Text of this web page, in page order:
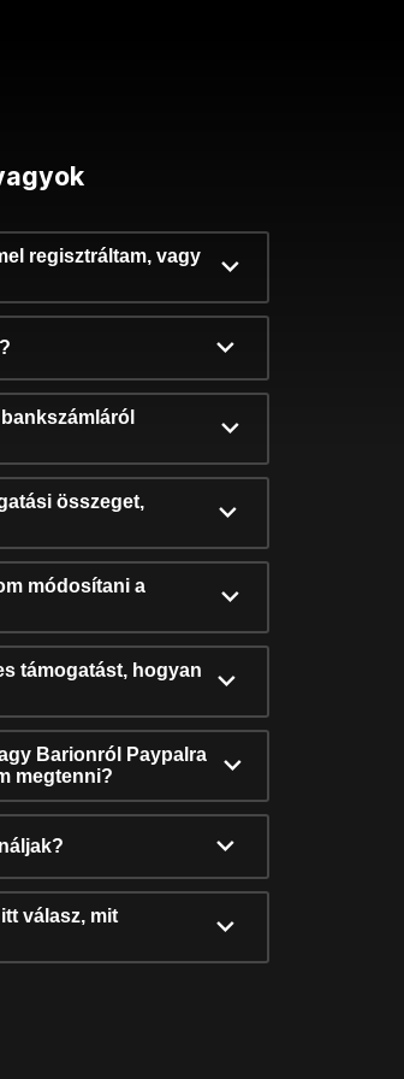
regisztráltam, vagy
összeget,
módosítani a
támogatást, hogyan
Barionról Paypalra
megtenni?
válasz, mit